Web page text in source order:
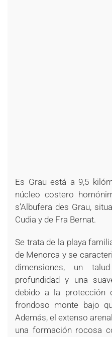
Es Grau está a 9,5
núcleo costero
s’Albufera des Grau,
Cudia y de Fra Bernat.
Se trata de la playa
de Menorca y se
dimensiones, un
profundidad y una
debido a la protección
frondoso monte bajo
Además, el extenso
una formación rocosa